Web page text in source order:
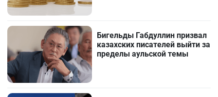
Бигельды Габдуллин призвал
казахских писателей выйти за
пределы аульской темы